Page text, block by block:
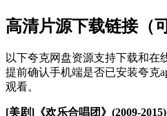
高清片源下载链接（
以下夸克网盘资源支持下载和在
提前确认手机端是否已安装夸克
观看。
[美剧]《欢乐合唱团》(2009-